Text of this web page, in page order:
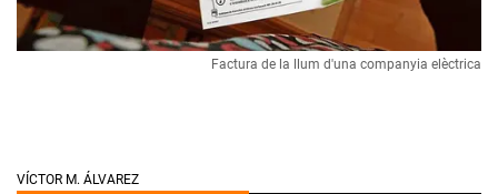
Factura de la llum d'una companyia elèctrica
VÍCTOR M. ÁLVAREZ